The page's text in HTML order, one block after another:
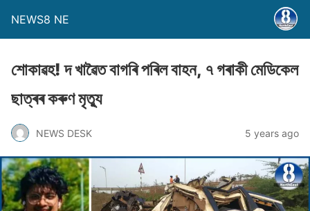
NEWS8 NE
শোকাৱহ! দ খাৱৈত বাগৰি পৰিল বাহন, ৭ গৰাকী মেডিকেল
ছাত্ৰৰ কৰুণ মৃত্যু
NEWS DESK 5 years ago